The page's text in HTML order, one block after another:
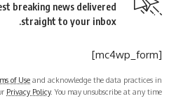
breaking news delivered
straight to your inbox.
[mc4wp_form]
of Use and acknowledge the data practices in
Privacy Policy. You may unsubscribe at any time.